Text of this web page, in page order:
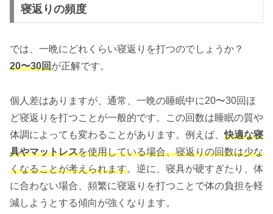
寝返りの頻度
では、一晩にどれくらい寝返りを打つのでしょうか？
20〜30回が正解です。
個人差はありますが、通常、一晩の睡眠中に20〜30回ほ
ど寝返りを打つことが一般的です。この回数は睡眠の質や
体調によっても変わることがあります。例えば、快適な寝
具やマットレスを使用している場合、寝返りの回数は少な
くなることが考えられます。逆に、寝具が硬すぎたり、体
に合わない場合、頻繁に寝返りを打つことで体の負担を軽
減しようとする傾向が強くなります。